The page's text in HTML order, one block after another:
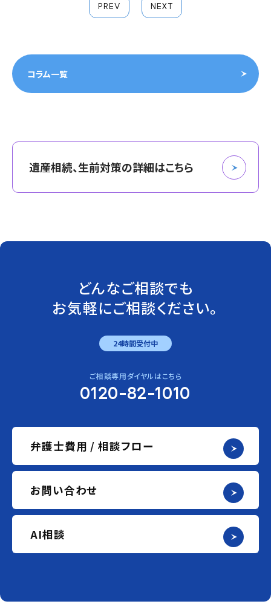
PREV NEXT
コラム一覧
遺産相続、生前対策の詳細はこちら
どんなご相談でも
お気軽にご相談ください。
24時間受付中
ご相談専用ダイヤルはこちら
0120-82-1010
弁護士費用 / 相談フロー
お問い合わせ
AI相談